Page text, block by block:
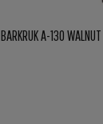
BARKRUK A-130 WALNUT